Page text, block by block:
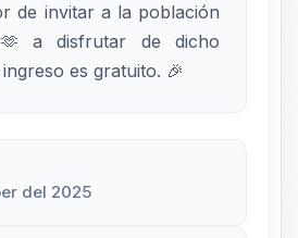
de invitar a la población
a disfrutar de dicho
es gratuito. 🎉
del 2025